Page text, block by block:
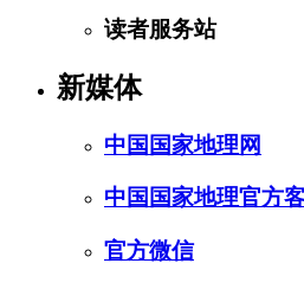
读者服务站
新媒体
中国国家地理网
中国国家地理官方
官方微信